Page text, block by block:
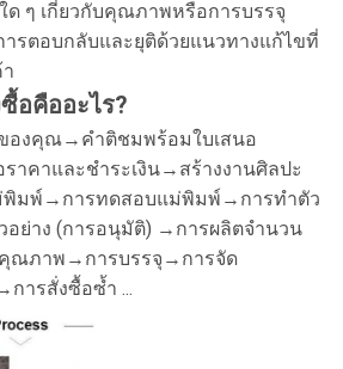
ด ๆ เกี่ยวกับคุณภาพหรือการบรรจุ
รตอบกลับและยุติด้วยแนวทางแก้ไขที่
อคืออะไร?
องคุณ→คำติชมพร้อมใบเสนอ
าคาและชำระเงิน→สร้างงานศิลปะ
มพ์→การทดสอบแม่พิมพ์→การทำตัว
ย่าง (การอนุมัติ) →การผลิตจำนวน
ณภาพ→การบรรจุ→การจัด
ารสั่งซื้อซ้ำ ...